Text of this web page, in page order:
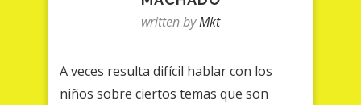
written byMkt
A veces resulta difícil hablar con los
niños sobre ciertos temas que son